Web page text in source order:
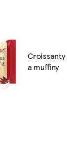
Croissanty
a muffiny